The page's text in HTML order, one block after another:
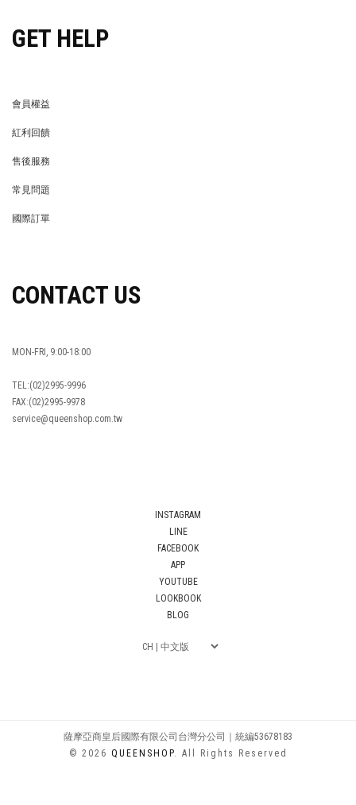
GET HELP
會員權益
紅利回饋
售後服務
常見問題
國際訂單
CONTACT US
MON-FRI, 9:00-18:00
TEL:(02)2995-9996
FAX:(02)2995-9978
service@queenshop.com.tw
INSTAGRAM
LINE
FACEBOOK
APP
YOUTUBE
LOOKBOOK
BLOG
薩摩亞商皇后國際有限公司台灣分公司｜統編53678183
© 2026 QUEENSHOP. All Rights Reserved